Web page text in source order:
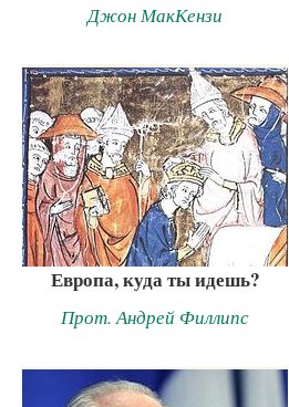
Джон МакКензи
Европа, куда ты идешь?
Прот. Андрей Филлипс